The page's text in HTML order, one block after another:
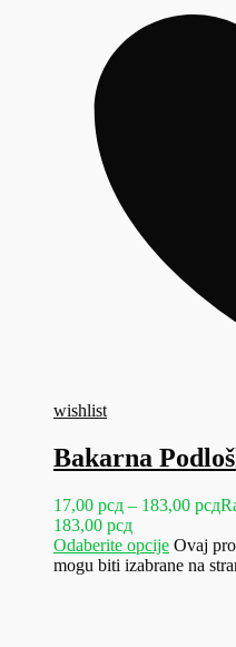
wishlist
Bakarna
17,00 рсд – 183,00 рсд
183,00 рсд
Odaberite opcije Ovaj
mogu biti izabrane na